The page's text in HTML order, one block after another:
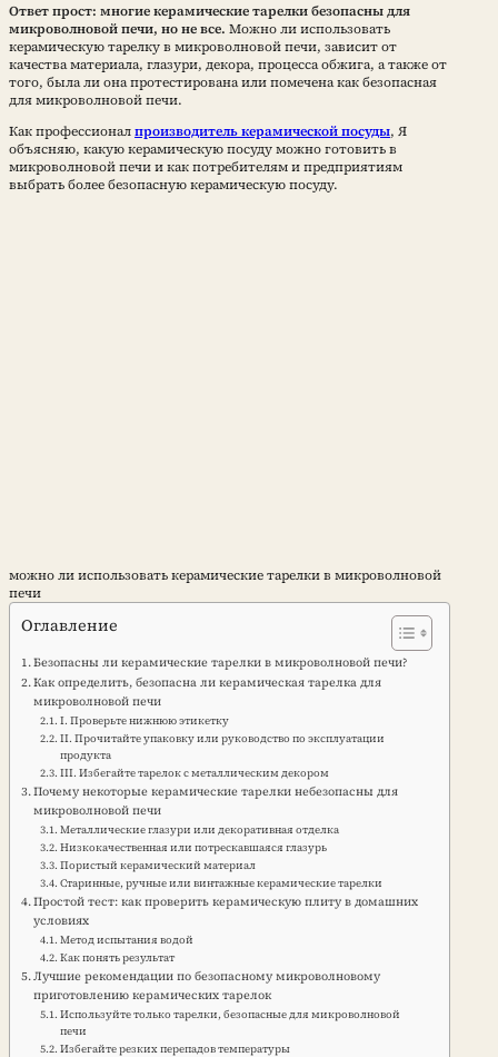
Ответ прост: многие керамические тарелки безопасны для
микроволновой печи, но не все. Можно ли использовать
керамическую тарелку в микроволновой печи, зависит от
качества материала, глазури, декора, процесса обжига, а также от
того, была ли она протестирована или помечена как безопасная
для микроволновой печи.
Как профессионалпроизводитель керамической посуды, Я
объясняю, какую керамическую посуду можно готовить в
микроволновой печи и как потребителям и предприятиям
выбрать более безопасную керамическую посуду.
можно ли использовать керамические тарелки в микроволновой
печи
Оглавление
Безопасны ли керамические тарелки в микроволновой печи?
Как определить, безопасна ли керамическая тарелка для
микроволновой печи
I. Проверьте нижнюю этикетку
II. Прочитайте упаковку или руководство по эксплуатации
продукта
III. Избегайте тарелок с металлическим декором
Почему некоторые керамические тарелки небезопасны для
микроволновой печи
Металлические глазури или декоративная отделка
Низкокачественная или потрескавшаяся глазурь
Пористый керамический материал
Старинные, ручные или винтажные керамические тарелки
Простой тест: как проверить керамическую плиту в домашних
условиях
Метод испытания водой
Как понять результат
Лучшие рекомендации по безопасному микроволновому
приготовлению керамических тарелок
Используйте только тарелки, безопасные для микроволновой
печи
Избегайте резких перепадов температуры